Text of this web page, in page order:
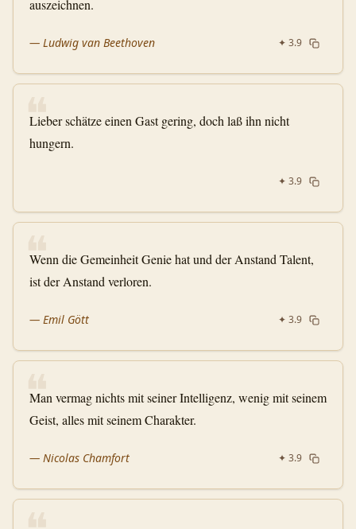
auszeichnen.
— Ludwig van Beethoven ✦ 3.9
❝
Lieber schätze einen Gast gering, doch laß ihn nicht
hungern.
✦ 3.9
❝
Wenn die Gemeinheit Genie hat und der Anstand Talent,
ist der Anstand verloren.
— Emil Gött ✦ 3.9
❝
Man vermag nichts mit seiner Intelligenz, wenig mit seinem
Geist, alles mit seinem Charakter.
— Nicolas Chamfort ✦ 3.9